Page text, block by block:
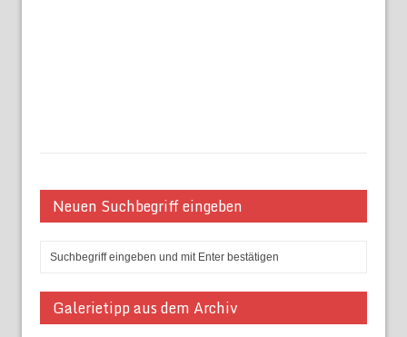
Neuen Suchbegriff eingeben
Galerietipp aus dem Archiv